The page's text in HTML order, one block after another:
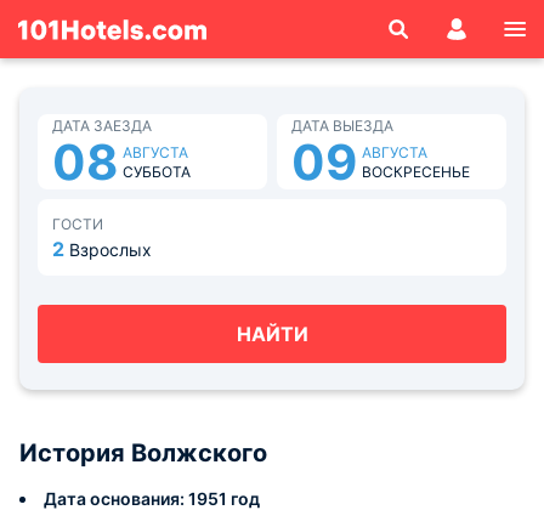
ДАТА ЗАЕЗДА
08 АВГУСТА
СУББОТА
ДАТА ВЫЕЗДА
09 АВГУСТА
ВОСКРЕСЕНЬЕ
ГОСТИ
2 Взрослых
НАЙТИ
История Волжского
Дата основания: 1951 год